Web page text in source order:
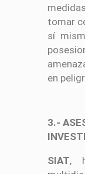
tomar
sí
en
3.-
SIAT,